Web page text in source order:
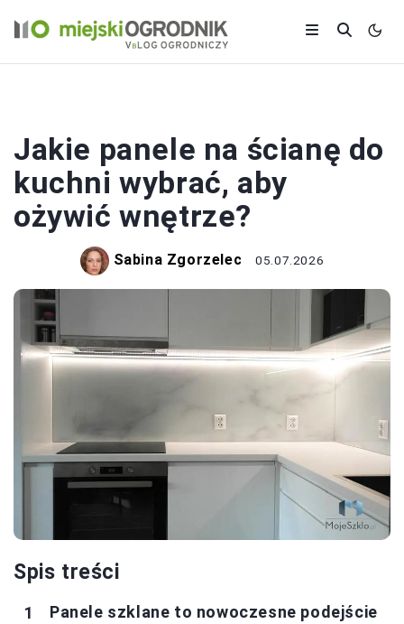
Jakie panele na ścianę do
kuchni wybrać, aby
ożywić wnętrze?
Sabina Zgorzelec 05.07.2026
Spis treści
Panele szklane to nowoczesne podejście